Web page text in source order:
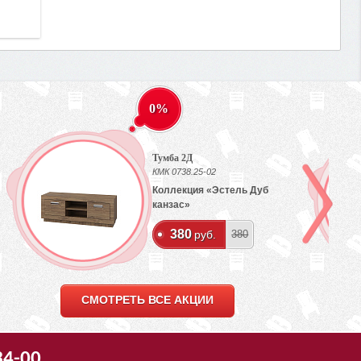
0%
Тумба 2Д
КМК 0738.25-02
Коллекция «Эстель Дуб
канзас»
380 руб. 380
СМОТРЕТЬ ВСЕ АКЦИИ